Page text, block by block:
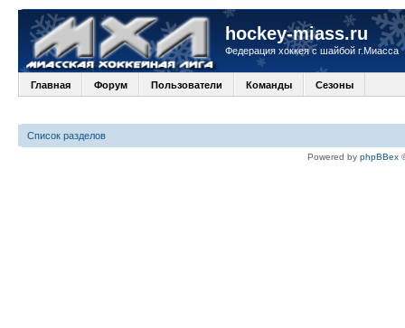
hockey-miass.ru
Федерация хоккея с шайбой г.Миасса
Главная Форум Пользователи Команды Сезоны
Список разделов
Powered by phpBBex